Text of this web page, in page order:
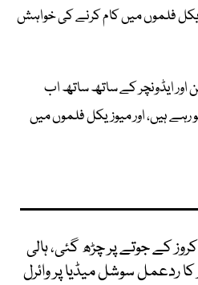
فلموں میں کام کرنے کی خواہش
اور ایڈونچر کے ساتھ ساتھ اب
ہیں، اور میوزیکل فلموں میں
کے جوتے پر چڑھ گئی، ہالی
کا ردعمل سوشل میڈیا پر وائرل